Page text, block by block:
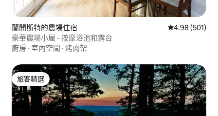
蘭開斯特的農場住宿 從 501 則評價
4.98 (501)
豪華農場小屋 - 按摩浴池和露台
廚房 · 室內空間 · 烤肉架
旅客精選
旅客精選